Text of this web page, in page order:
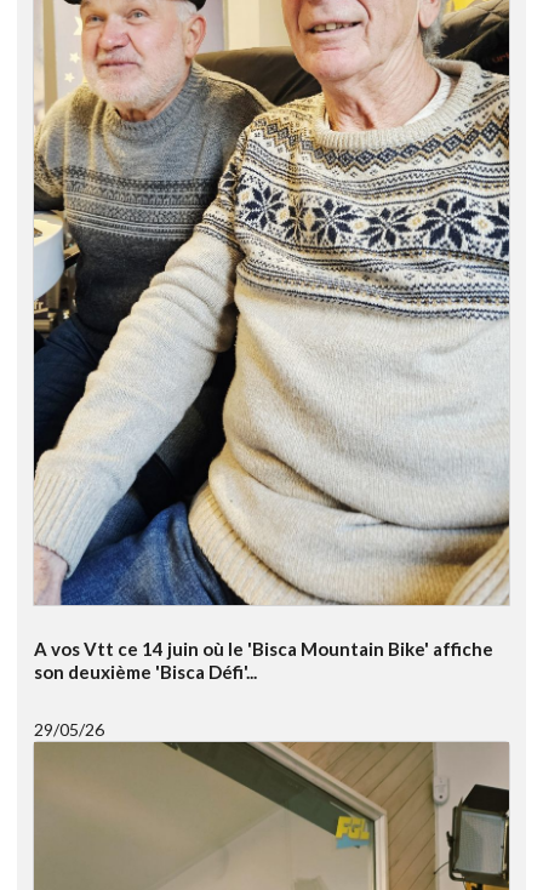
A vos Vtt ce 14 juin où le 'Bisca Mountain Bike' affiche
son deuxième 'Bisca Défi'...
29/05/26